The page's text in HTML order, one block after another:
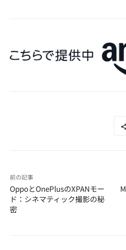
前の記事
OppoとOnePlusのXPANモー
ド：シネマティック撮影の秘
密